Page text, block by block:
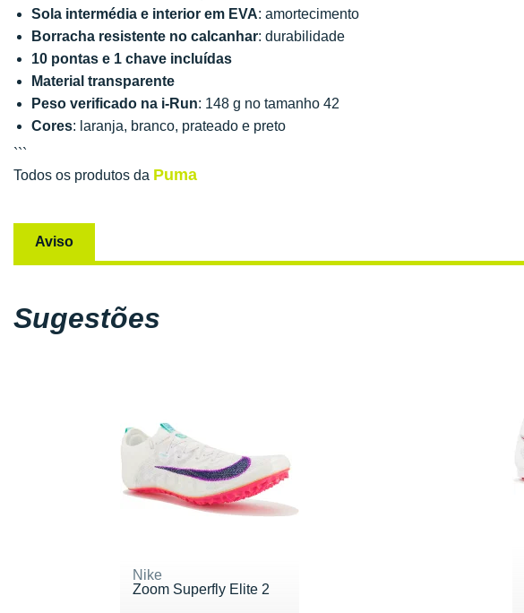
Sola intermédia e interior em EVA: amortecimento
Borracha resistente no calcanhar: durabilidade
10 pontas e 1 chave incluídas
Material transparente
Peso verificado na i-Run: 148 g no tamanho 42
Cores: laranja, branco, prateado e preto
```
Todos os produtos da Puma
Aviso
Sugestões
Nike
Zoom Superfly Elite 2